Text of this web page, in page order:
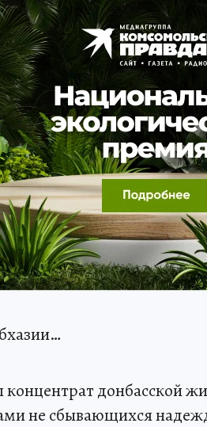
концентрат донбасской
не сбывающихся